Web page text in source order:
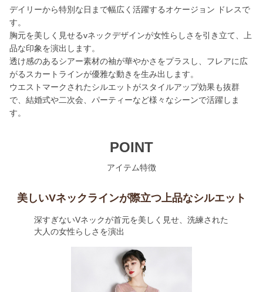
デイリーから特別な日まで幅広く活躍するオケージョン ドレスで
す。
胸元を美しく見せるvネックデザインが女性らしさを引き立て、上
品な印象を演出します。
透け感のあるシアー素材の袖が華やかさをプラスし、フレアに広
がるスカートラインが優雅な動きを生み出します。
ウエストマークされたシルエットがスタイルアップ効果も抜群
で、結婚式や二次会、パーティーなど様々なシーンで活躍しま
す。
POINT
アイテム特徴
美しいVネックラインが際立つ上品なシルエット
深すぎないVネックが首元を美しく見せ、洗練された
大人の女性らしさを演出